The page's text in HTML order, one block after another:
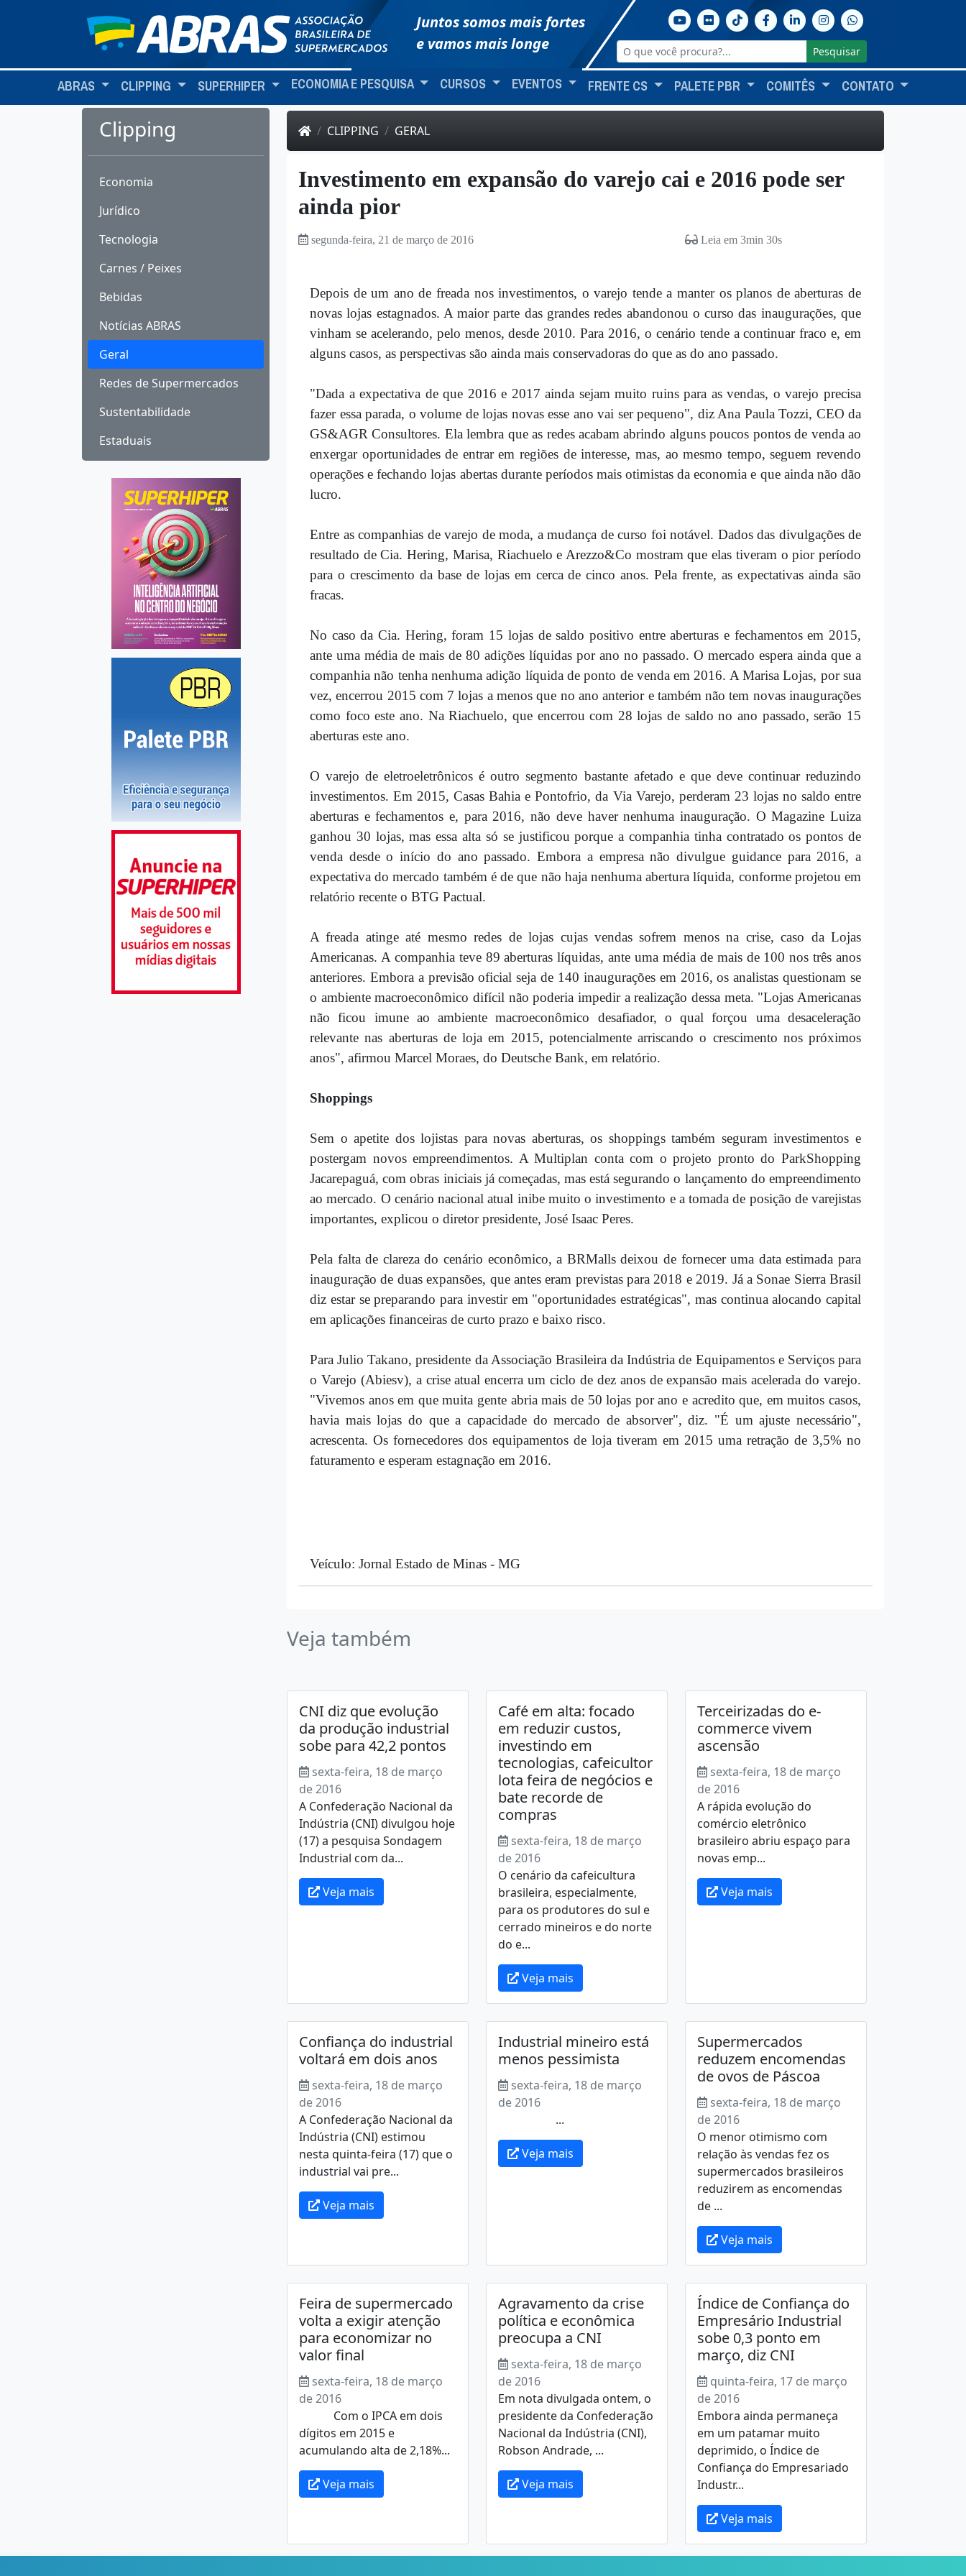
Juntos somos mais fortes
e vamos mais longe
Pesquisar
ABRAS CLIPPING SUPERHIPER ECONOMIA E PESQUISA CURSOS EVENTOS FRENTE CS PALETE PBR COMITÊS CONTATO
Clipping
Economia
Jurídico
Tecnologia
Carnes / Peixes
Bebidas
Notícias ABRAS
Geral
Redes de Supermercados
Sustentabilidade
Estaduais
CLIPPING GERAL
Investimento em expansão do varejo cai e 2016 pode ser
ainda pior
segunda-feira, 21 de março de 2016 Leia em 3min 30s
Depois de um ano de freada nos investimentos, o varejo tende a manter os planos de aberturas de
novas lojas estagnados. A maior parte das grandes redes abandonou o curso das inaugurações, que
vinham se acelerando, pelo menos, desde 2010. Para 2016, o cenário tende a continuar fraco e, em
alguns casos, as perspectivas são ainda mais conservadoras do que as do ano passado.
"Dada a expectativa de que 2016 e 2017 ainda sejam muito ruins para as vendas, o varejo precisa
fazer essa parada, o volume de lojas novas esse ano vai ser pequeno", diz Ana Paula Tozzi, CEO da
GS&AGR Consultores. Ela lembra que as redes acabam abrindo alguns poucos pontos de venda ao
enxergar oportunidades de entrar em regiões de interesse, mas, ao mesmo tempo, seguem revendo
operações e fechando lojas abertas durante períodos mais otimistas da economia e que ainda não dão
lucro.
Entre as companhias de varejo de moda, a mudança de curso foi notável. Dados das divulgações de
resultado de Cia. Hering, Marisa, Riachuelo e Arezzo&Co mostram que elas tiveram o pior período
para o crescimento da base de lojas em cerca de cinco anos. Pela frente, as expectativas ainda são
fracas.
No caso da Cia. Hering, foram 15 lojas de saldo positivo entre aberturas e fechamentos em 2015,
ante uma média de mais de 80 adições líquidas por ano no passado. O mercado espera ainda que a
companhia não tenha nenhuma adição líquida de ponto de venda em 2016. A Marisa Lojas, por sua
vez, encerrou 2015 com 7 lojas a menos que no ano anterior e também não tem novas inaugurações
como foco este ano. Na Riachuelo, que encerrou com 28 lojas de saldo no ano passado, serão 15
aberturas este ano.
O varejo de eletroeletrônicos é outro segmento bastante afetado e que deve continuar reduzindo
investimentos. Em 2015, Casas Bahia e Pontofrio, da Via Varejo, perderam 23 lojas no saldo entre
aberturas e fechamentos e, para 2016, não deve haver nenhuma inauguração. O Magazine Luiza
ganhou 30 lojas, mas essa alta só se justificou porque a companhia tinha contratado os pontos de
venda desde o início do ano passado. Embora a empresa não divulgue guidance para 2016, a
expectativa do mercado também é de que não haja nenhuma abertura líquida, conforme projetou em
relatório recente o BTG Pactual.
A freada atinge até mesmo redes de lojas cujas vendas sofrem menos na crise, caso da Lojas
Americanas. A companhia teve 89 aberturas líquidas, ante uma média de mais de 100 nos três anos
anteriores. Embora a previsão oficial seja de 140 inaugurações em 2016, os analistas questionam se
o ambiente macroeconômico difícil não poderia impedir a realização dessa meta. "Lojas Americanas
não ficou imune ao ambiente macroeconômico desafiador, o qual forçou uma desaceleração
relevante nas aberturas de loja em 2015, potencialmente arriscando o crescimento nos próximos
anos", afirmou Marcel Moraes, do Deutsche Bank, em relatório.
Shoppings
Sem o apetite dos lojistas para novas aberturas, os shoppings também seguram investimentos e
postergam novos empreendimentos. A Multiplan conta com o projeto pronto do ParkShopping
Jacarepaguá, com obras iniciais já começadas, mas está segurando o lançamento do empreendimento
ao mercado. O cenário nacional atual inibe muito o investimento e a tomada de posição de varejistas
importantes, explicou o diretor presidente, José Isaac Peres.
Pela falta de clareza do cenário econômico, a BRMalls deixou de fornecer uma data estimada para
inauguração de duas expansões, que antes eram previstas para 2018 e 2019. Já a Sonae Sierra Brasil
diz estar se preparando para investir em "oportunidades estratégicas", mas continua alocando capital
em aplicações financeiras de curto prazo e baixo risco.
Para Julio Takano, presidente da Associação Brasileira da Indústria de Equipamentos e Serviços para
o Varejo (Abiesv), a crise atual encerra um ciclo de dez anos de expansão mais acelerada do varejo.
"Vivemos anos em que muita gente abria mais de 50 lojas por ano e acredito que, em muitos casos,
havia mais lojas do que a capacidade do mercado de absorver", diz. "É um ajuste necessário",
acrescenta. Os fornecedores dos equipamentos de loja tiveram em 2015 uma retração de 3,5% no
faturamento e esperam estagnação em 2016.
Veículo: Jornal Estado de Minas - MG
Veja também
CNI diz que evolução
da produção industrial
sobe para 42,2 pontos
sexta-feira, 18 de março
de 2016
A Confederação Nacional da
Indústria (CNI) divulgou hoje
(17) a pesquisa Sondagem
Industrial com da...
Veja mais
Café em alta: focado
em reduzir custos,
investindo em
tecnologias, cafeicultor
lota feira de negócios e
bate recorde de
compras
sexta-feira, 18 de março
de 2016
O cenário da cafeicultura
brasileira, especialmente,
para os produtores do sul e
cerrado mineiros e do norte
do e...
Veja mais
Terceirizadas do e-
commerce vivem
ascensão
sexta-feira, 18 de março
de 2016
A rápida evolução do
comércio eletrônico
brasileiro abriu espaço para
novas emp...
Veja mais
Confiança do industrial
voltará em dois anos
sexta-feira, 18 de março
de 2016
A Confederação Nacional da
Indústria (CNI) estimou
nesta quinta-feira (17) que o
industrial vai pre...
Veja mais
Industrial mineiro está
menos pessimista
sexta-feira, 18 de março
de 2016
...
Veja mais
Supermercados
reduzem encomendas
de ovos de Páscoa
sexta-feira, 18 de março
de 2016
O menor otimismo com
relação às vendas fez os
supermercados brasileiros
reduzirem as encomendas
de ...
Veja mais
Feira de supermercado
volta a exigir atenção
para economizar no
valor final
sexta-feira, 18 de março
de 2016
Com o IPCA em dois
dígitos em 2015 e
acumulando alta de 2,18%...
Veja mais
Agravamento da crise
política e econômica
preocupa a CNI
sexta-feira, 18 de março
de 2016
Em nota divulgada ontem, o
presidente da Confederação
Nacional da Indústria (CNI),
Robson Andrade, ...
Veja mais
Índice de Confiança do
Empresário Industrial
sobe 0,3 ponto em
março, diz CNI
quinta-feira, 17 de março
de 2016
Embora ainda permaneça
em um patamar muito
deprimido, o Índice de
Confiança do Empresariado
Industr...
Veja mais